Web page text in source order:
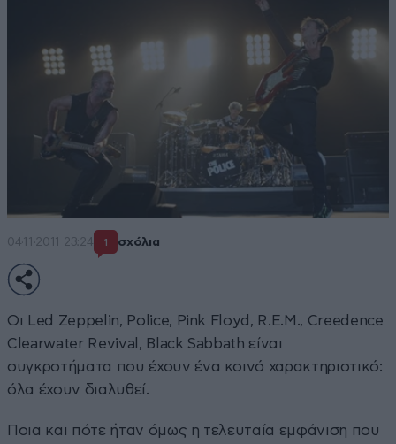
04·11·2011 23:24 1 σχόλια
Οι Led Zeppelin, Police, Pink Floyd, R.E.M., Creedence
Clearwater Revival, Black Sabbath είναι
συγκροτήματα που έχουν ένα κοινό χαρακτηριστικό:
όλα έχουν διαλυθεί.
Ποια και πότε ήταν όμως η τελευταία εμφάνιση που